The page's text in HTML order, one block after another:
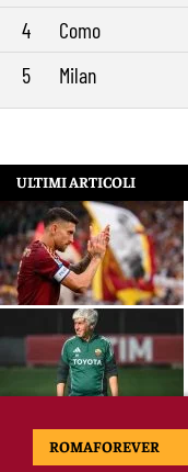
4
Como
5
Milan
ULTIMI ARTICOLI
ROMAFOREVER